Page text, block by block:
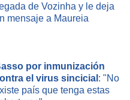
de Vozinha y le deja
mensaje a Maureia
por inmunización
el virus sincicial : "No
país que tenga estas